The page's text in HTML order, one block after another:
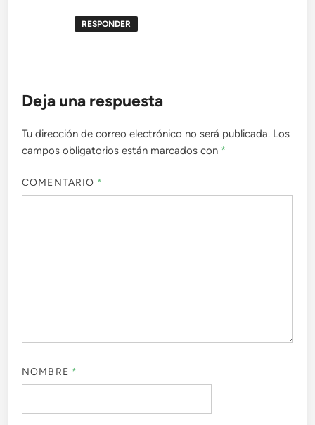
RESPONDER
Deja una respuesta
Tu dirección de correo electrónico no será publicada. Los
campos obligatorios están marcados con *
COMENTARIO *
NOMBRE *